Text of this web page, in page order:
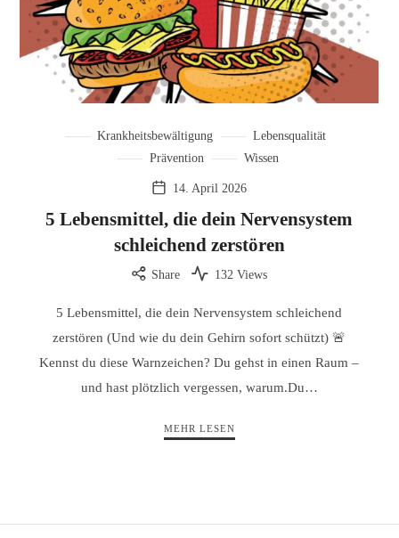
Krankheitsbewältigung
Lebensqualität
Prävention
Wissen
14. April 2026
5 Lebensmittel, die dein Nervensystem
schleichend zerstören
Share 132 Views
5 Lebensmittel, die dein Nervensystem schleichend
zerstören (Und wie du dein Gehirn sofort schützt) 🚨
Kennst du diese Warnzeichen? Du gehst in einen Raum –
und hast plötzlich vergessen, warum.Du…
MEHR LESEN